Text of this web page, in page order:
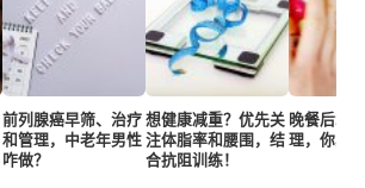
前列腺癌早筛、治疗
和管理，中老年男性
咋做？
想健康减重？优先关
注体脂率和腰围，结
合抗阻训练！
晚餐后2小
理，你真